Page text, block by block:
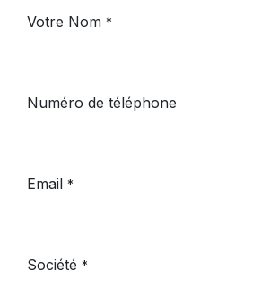
Votre Nom *
Numéro de téléphone
Email *
Société *